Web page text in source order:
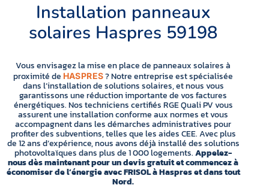
Installation panneaux
solaires Haspres 59198
Vous envisagez la mise en place de panneaux solaires à
proximité de HASPRES? Notre entreprise est spécialisée
dans l’installation de solutions solaires, et nous vous
garantissons une réduction importante de vos factures
énergétiques. Nos techniciens certifiés RGE Quali PV vous
assurent une installation conforme aux normes et vous
accompagnent dans les démarches administratives pour
profiter des subventions, telles que les aides CEE. Avec plus
de 12 ans d’expérience, nous avons déjà installé des solutions
photovoltaïques dans plus de 1 000 logements.Appelez-
nous dès maintenant pour un devis gratuit et commencez à
économiser de l’énergie avec FRISOL à Haspres et dans tout
Nord.